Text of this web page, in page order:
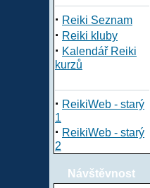
· Reiki Seznam
· Reiki kluby
· Kalendář Reiki
kurzů
· ReikiWeb - starý
1
· ReikiWeb - starý
2
Návštěvnost